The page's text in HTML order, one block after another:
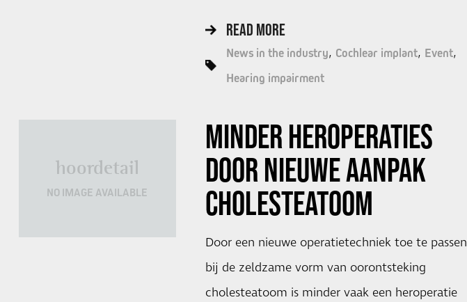
READ MORE
News in the industry Cochlear implant Event
Hearing impairment
hoordetail
NO IMAGE AVAILABLE
MINDER HEROPERATIES
DOOR NIEUWE AANPAK
CHOLESTEATOOM
Door een nieuwe operatietechniek toe te passen
bij de zeldzame vorm van oorontsteking
cholesteatoom is minder vaak een heroperatie